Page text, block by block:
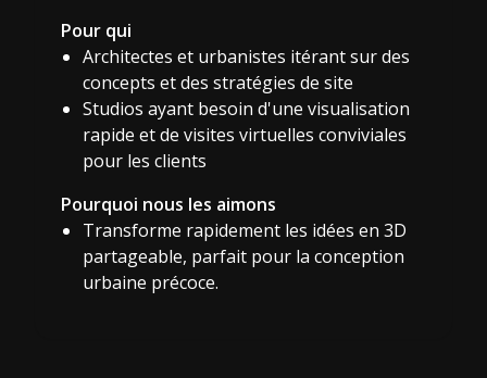
Pour qui
Architectes et urbanistes itérant sur des
concepts et des stratégies de site
Studios ayant besoin d'une visualisation
rapide et de visites virtuelles conviviales
pour les clients
Pourquoi nous les aimons
Transforme rapidement les idées en 3D
partageable, parfait pour la conception
urbaine précoce.